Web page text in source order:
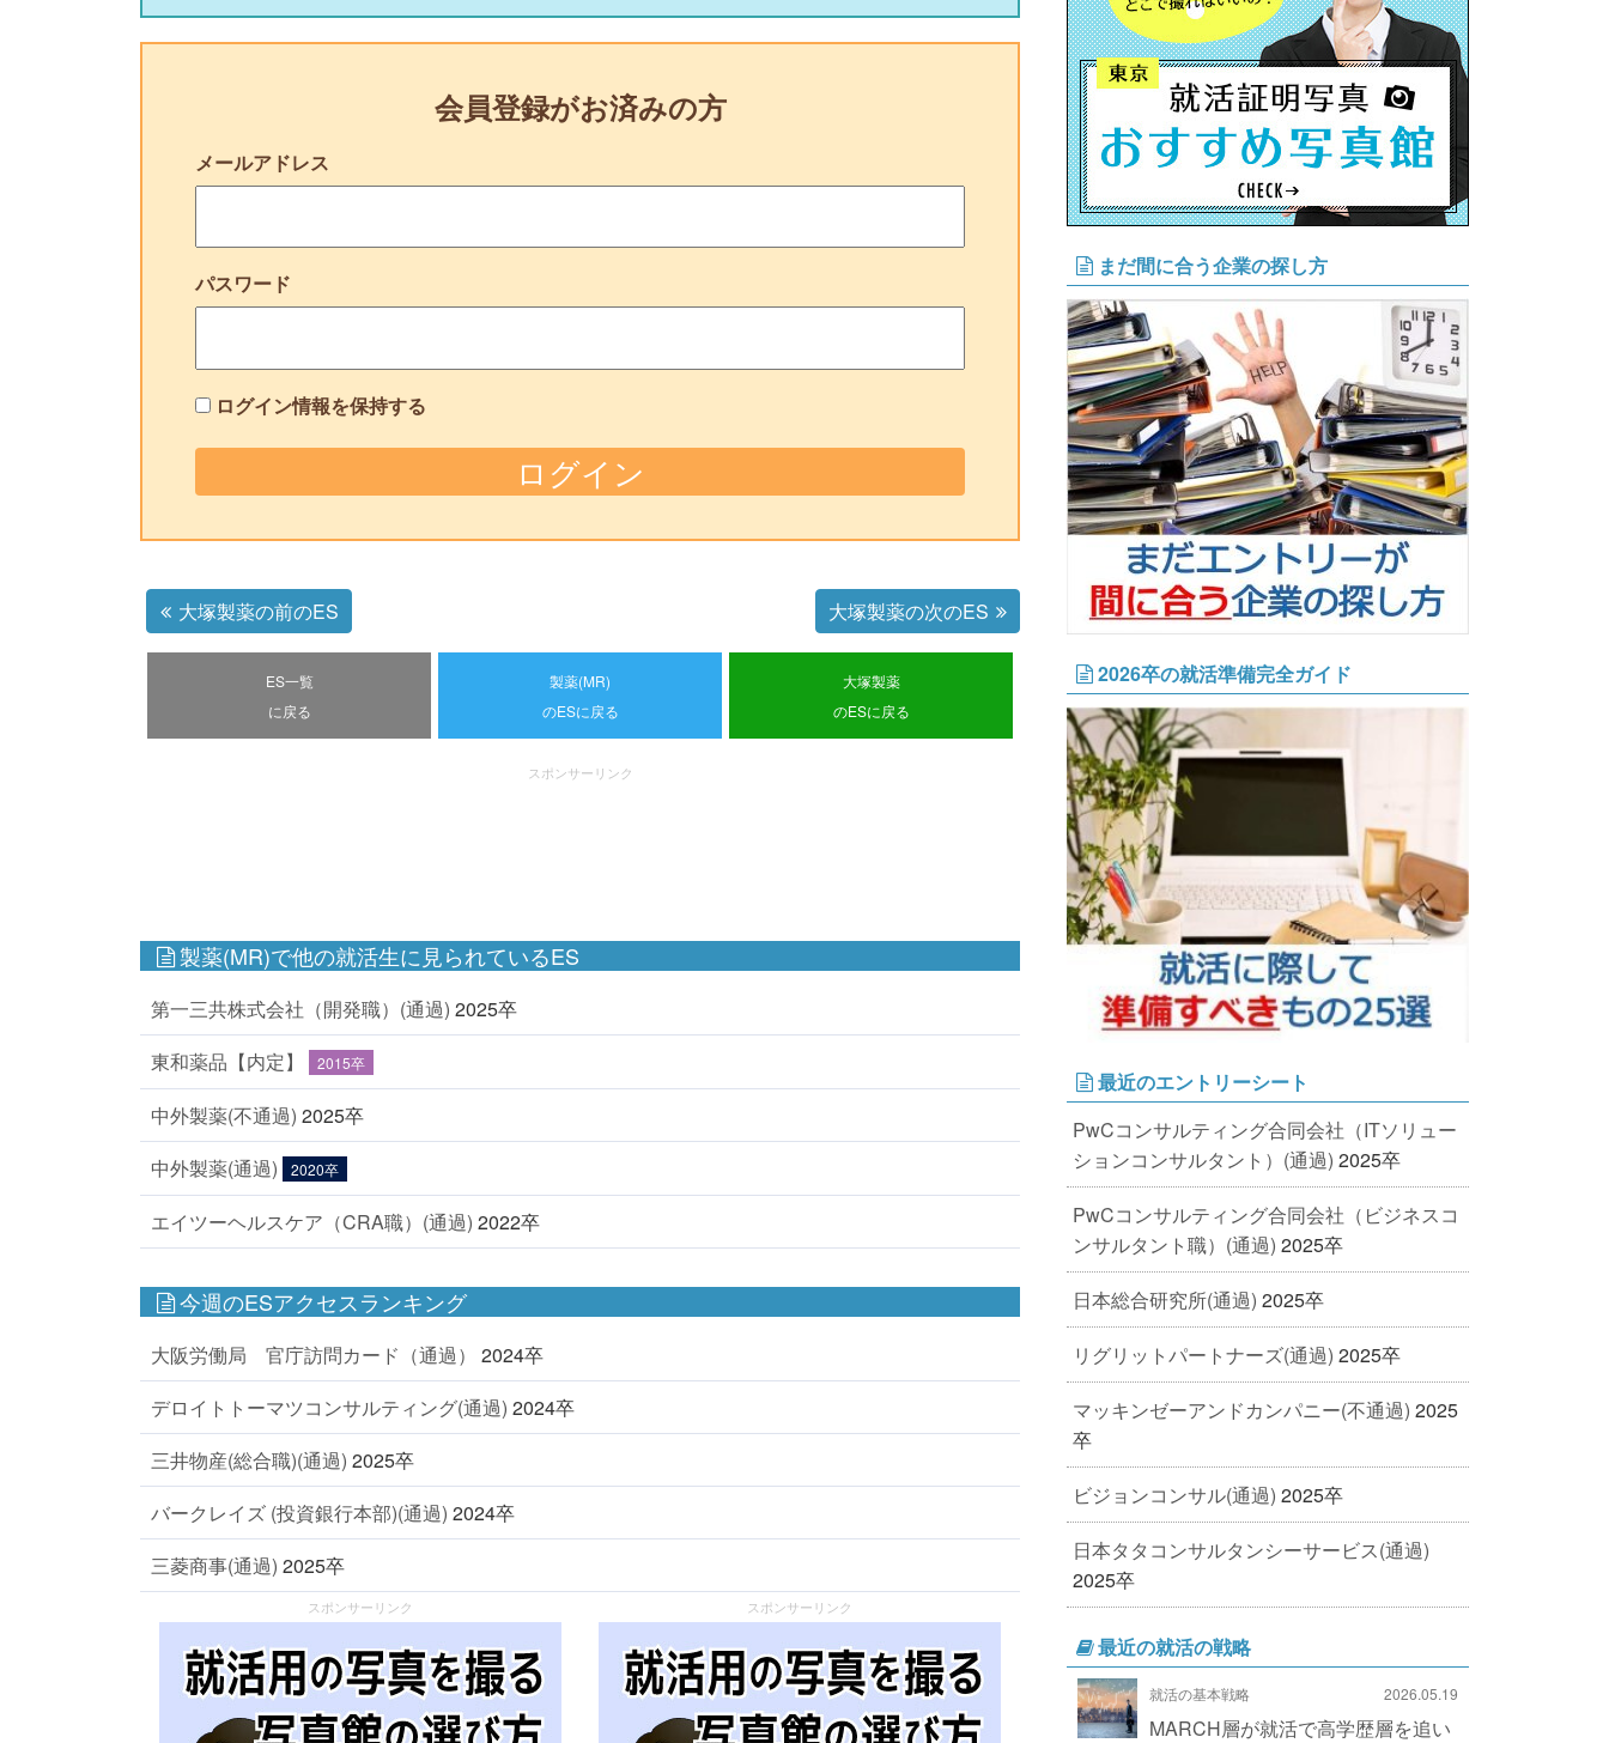
会員登録がお済みの方
メールアドレス
パスワード
ログイン情報を保持する
大塚製薬の前のES 大塚製薬の次のES
ES一覧
に戻る
製薬(MR)
のESに戻る
大塚製薬
のESに戻る
スポンサーリンク
製薬(MR)で他の就活生に見られているES
第一三共株式会社（開発職）(通過) 2025卒
東和薬品【内定】
2015卒
中外製薬(不通過) 2025卒
中外製薬(通過)
2020卒
エイツーヘルスケア（CRA職）(通過) 2022卒
今週のESアクセスランキング
大阪労働局 官庁訪問カード（通過）
2024卒
デロイトトーマツコンサルティング(通過) 2024卒
三井物産(総合職)(通過) 2025卒
バークレイズ (投資銀行本部)(通過) 2024卒
三菱商事(通過) 2025卒
スポンサーリンク スポンサーリンク
まだ間に合う企業の探し方
2026卒の就活準備完全ガイド
最近のエントリーシート
PwCコンサルティング合同会社（ITソリュー
ションコンサルタント）(通過) 2025卒
PwCコンサルティング合同会社（ビジネスコ
ンサルタント職）(通過) 2025卒
日本総合研究所(通過) 2025卒
リグリットパートナーズ(通過) 2025卒
マッキンゼーアンドカンパニー(不通過) 2025
卒
ビジョンコンサル(通過) 2025卒
日本タタコンサルタンシーサービス(通過)
2025卒
最近の就活の戦略
就活の基本戦略 2026.05.19
MARCH層が就活で高学歴層を追い